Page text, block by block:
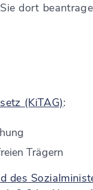
dort
(KiTAG):
Trägern
des